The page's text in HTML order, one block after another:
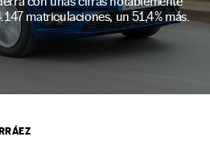
matriculaciones, un 51,4% más.